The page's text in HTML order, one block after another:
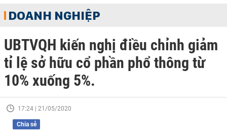
DOANH NGHIỆP
UBTVQH kiến nghị điều chỉnh giảm
tỉ lệ sở hữu cổ phần phổ thông từ
10% xuống 5%.
17:24 | 21/05/2020
Chia sẻ